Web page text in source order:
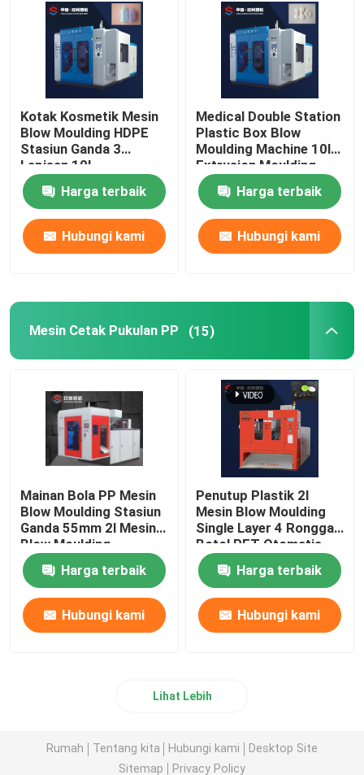
Kotak Kosmetik Mesin
Blow Moulding HDPE
Stasiun Ganda 3
Lapisan 10l
Harga terbaik
Hubungi kami
Medical Double Station
Plastic Box Blow
Moulding Machine 10l
Extrusion Moulding
Harga terbaik
Hubungi kami
Mesin Cetak Pukulan PP (15)
Mainan Bola PP Mesin
Blow Moulding Stasiun
Ganda 55mm 2l Mesin
Blow Moulding
Harga terbaik
Hubungi kami
Penutup Plastik 2l
Mesin Blow Moulding
Single Layer 4 Rongga
Botol PET Otomatis
Harga terbaik
Hubungi kami
Lihat Lebih
Rumah Tentang kita Hubungi kami
Desktop Site
Sitemap
Privacy Policy